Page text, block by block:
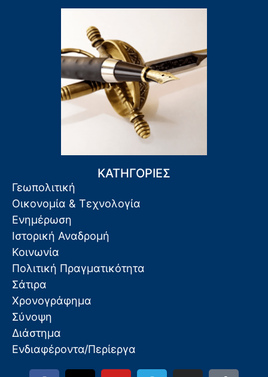
ΚΑΤΗΓΟΡΙΕΣ
Γεωπολιτική
Οικονομία & Τεχνολογία
Ενημέρωση
Ιστορική Αναδρομή
Κοινωνία
Πολιτική Πραγματικότητα
Σάτιρα
Χρονογράφημα
Σύνοψη
Διάστημα
Ενδιαφέροντα/Περίεργα